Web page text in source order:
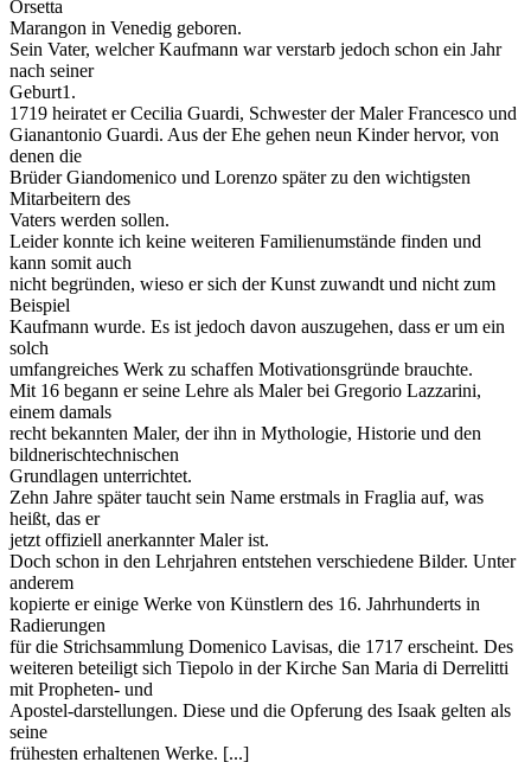
Orsetta
Marangon in Venedig geboren.
Sein Vater, welcher Kaufmann war verstarb jedoch schon ein Jahr
nach seiner
Geburt1.
1719 heiratet er Cecilia Guardi, Schwester der Maler Francesco und
Gianantonio Guardi. Aus der Ehe gehen neun Kinder hervor, von
denen die
Brüder Giandomenico und Lorenzo später zu den wichtigsten
Mitarbeitern des
Vaters werden sollen.
Leider konnte ich keine weiteren Familienumstände finden und
kann somit auch
nicht begründen, wieso er sich der Kunst zuwandt und nicht zum
Beispiel
Kaufmann wurde. Es ist jedoch davon auszugehen, dass er um ein
solch
umfangreiches Werk zu schaffen Motivationsgründe brauchte.
Mit 16 begann er seine Lehre als Maler bei Gregorio Lazzarini,
einem damals
recht bekannten Maler, der ihn in Mythologie, Historie und den
bildnerischtechnischen
Grundlagen unterrichtet.
Zehn Jahre später taucht sein Name erstmals in Fraglia auf, was
heißt, das er
jetzt offiziell anerkannter Maler ist.
Doch schon in den Lehrjahren entstehen verschiedene Bilder. Unter
anderem
kopierte er einige Werke von Künstlern des 16. Jahrhunderts in
Radierungen
für die Strichsammlung Domenico Lavisas, die 1717 erscheint. Des
weiteren beteiligt sich Tiepolo in der Kirche San Maria di Derrelitti
mit Propheten- und
Apostel-darstellungen. Diese und die Opferung des Isaak gelten als
seine
frühesten erhaltenen Werke. [...]